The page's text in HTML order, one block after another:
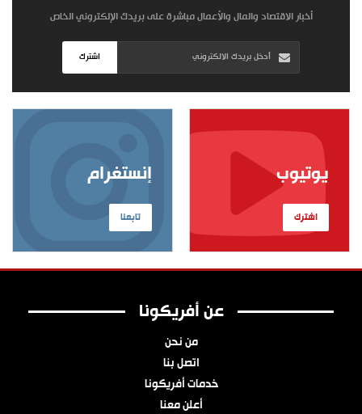
أخبار الاقتصاد والمال والأعمال مباشرة على بريدك الإلكتروني الخاص
اشترك
إنستغرام
تابعنا
يوتيوب
اشترك
عن أفريكونا
من نحن
اتصل بنا
خدمات أفريكونا
أعلن معنا